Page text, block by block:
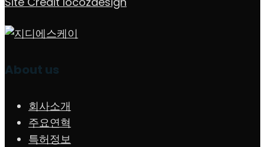
About us
회사소개
주요연혁
특허정보